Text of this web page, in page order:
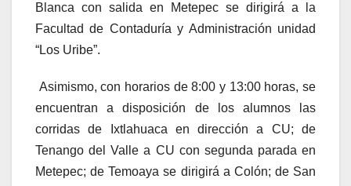
Blanca con salida en Metepec se dirigirá a la
Facultad de Contaduría y Administración unidad
“Los Uribe”.
Asimismo, con horarios de 8:00 y 13:00 horas, se
encuentran a disposición de los alumnos las
corridas de Ixtlahuaca en dirección a CU; de
Tenango del Valle a CU con segunda parada en
Metepec; de Temoaya se dirigirá a Colón; de San